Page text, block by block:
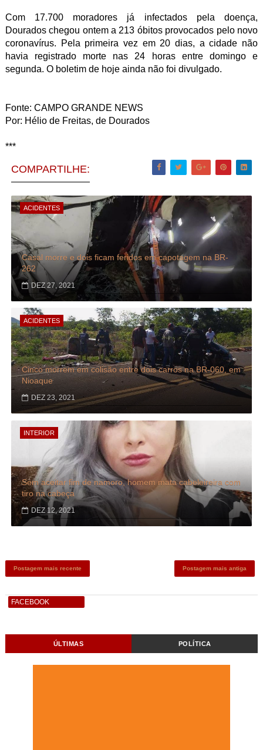
Com 17.700 moradores já infectados pela doença,
Dourados chegou ontem a 213 óbitos provocados pelo novo
coronavírus. Pela primeira vez em 20 dias, a cidade não
havia registrado morte nas 24 horas entre domingo e
segunda. O boletim de hoje ainda não foi divulgado.
Fonte: CAMPO GRANDE NEWS
Por: Hélio de Freitas, de Dourados
***
COMPARTILHE:
ACIDENTES
Casal morre e dois ficam feridos em capotagem na BR-
262
DEZ 27, 2021
ACIDENTES
Cinco morrem em colisão entre dois carros na BR-060, em
Nioaque
DEZ 23, 2021
INTERIOR
Sem aceitar fim de namoro, homem mata cabeleireira com
tiro na cabeça
DEZ 12, 2021
Postagem mais recente Postagem mais antiga
FACEBOOK
ÚLTIMAS POLÍTICA